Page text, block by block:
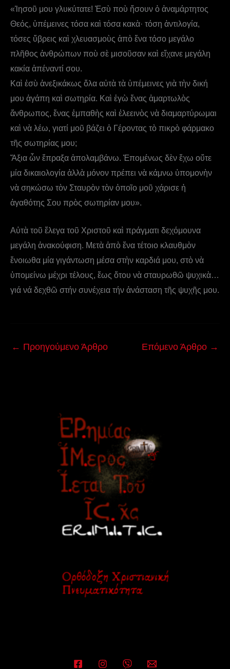
«Ἰησοῦ μου γλυκύτατε! Ἐσὺ ποὺ ἤσουν ὁ ἀναμάρτητος
Θεός, ὑπέμεινες τόσα καὶ τόσα κακὰ· τόση ἀντιλογία,
τόσες ὕβρεις καὶ χλευασμοὺς ἀπὸ ἕνα τόσο μεγάλο
πλῆθος ἀνθρώπων ποὺ σὲ μισοῦσαν καὶ εἴχανε μεγάλη
κακία ἀπέναντί σου.
Καὶ ἐσὺ ἀνεξικάκως ὅλα αὐτὰ τὰ ὑπέμεινες γιὰ τὴν δική
μου ἀγάπη καὶ σωτηρία. Καὶ ἐγὼ ἕνας ἁμαρτωλὸς
ἄνθρωπος, ἕνας ἐμπαθὴς καὶ ἐλεεινὸς νὰ διαμαρτύρωμαι
καὶ νὰ λέω, γιατί μοῦ βάζει ὁ Γέροντας τὸ πικρὸ φάρμακο
τῆς σωτηρίας μου;
Ἄξια ὧν ἔπραξα ἀπολαμβάνω. Ἑπομένως δὲν ἔχω οὔτε
μία δικαιολογία ἀλλὰ μόνον πρέπει νὰ κάμνω ὑπομονὴν
νὰ σηκώσω τὸν Σταυρὸν τὸν ὁποῖο μοῦ χάρισε ἡ
ἀγαθότης Σου πρὸς σωτηρίαν μου».
Αὐτὰ τοῦ ἔλεγα τοῦ Χριστοῦ καὶ πράγματι δεχόμουνα
μεγάλη ἀνακούφιση. Μετὰ ἀπὸ ἕνα τέτοιο κλαυθμὸν
ἔνοιωθα μία γιγάντωση μέσα στὴν καρδιά μου, στὸ νὰ
ὑπομείνω μέχρι τέλους, ἕως ὅτου νὰ σταυρωθῶ ψυχικὰ…
γιά νά δεχθῶ στήν συνέχεια τήν ἀνάσταση τῆς ψυχῆς μου.
← Προηγούμενο Άρθρο Επόμενο Άρθρο →